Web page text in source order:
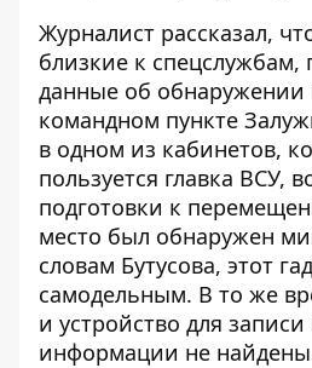
Журналист рассказал,
близкие к спецслужбам,
данные об обнаружении
командном пункте
в одном из кабинетов,
пользуется главка ВСУ,
подготовки к
место был обнаружен
словам Бутусова, этот
самодельным. В то же
и устройство для
информации не